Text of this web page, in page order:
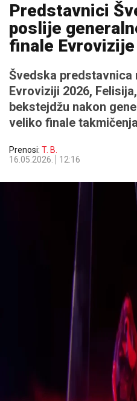
Predstavnici
poslije
finale Evrovizije
Švedska predstavnica
Evroviziji 2026,
bekstejdžu nakon
veliko finale
Prenosi: T. B.
16.05.2026.
12:16